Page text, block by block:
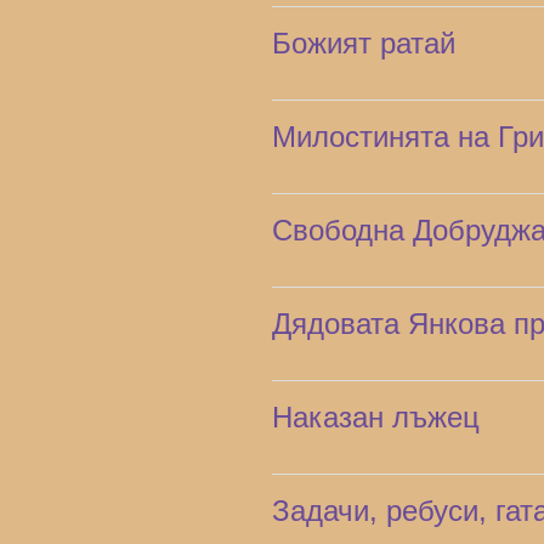
Божият ратай
Милостинята на
Свободна
Дядовата Янкова
Наказан лъжец
Задачи, ребуси,